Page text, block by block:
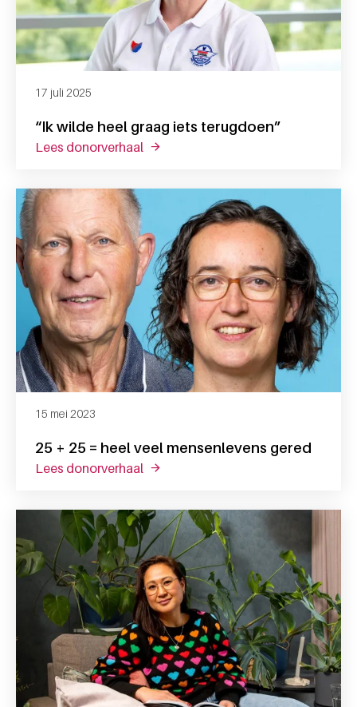
“Ik wilde heel graag iets terugdoen”
17 juli 2025
lees donorverhaal over “ik wilde heel graag iets
25 + 25 = heel veel mensenlevens gered
15 mei 2023
lees donorverhaal over 25 + 25 = heel veel